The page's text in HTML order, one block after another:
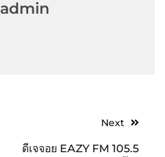
admin
Next
ดีเจจอย EAZY FM 105.5